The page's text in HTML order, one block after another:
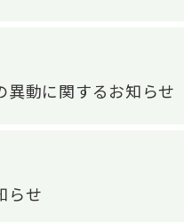
異動に関するお知らせ
らせ